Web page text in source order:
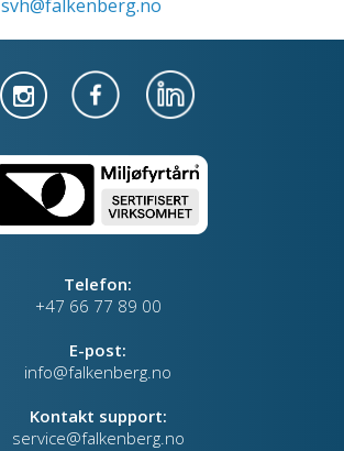
svh@falkenberg.no
Telefon:
+47 66 77 89 00
E-post:
info@falkenberg.no
Kontakt support:
service@falkenberg.no